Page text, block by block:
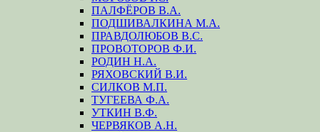
ПАЛФЁРОВ В.А.
ПОДШИВАЛКИНА М.А.
ПРАВДОЛЮБОВ В.С.
ПРОВОТОРОВ Ф.И.
РОДИН Н.А.
РЯХОВСКИЙ В.И.
СИЛКОВ М.П.
ТУГЕЕВА Ф.А.
УТКИН В.Ф.
ЧЕРВЯКОВ А.Н.